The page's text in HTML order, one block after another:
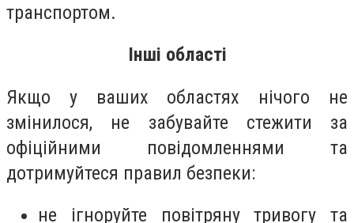
транспортом.
Інші області
Якщо у ваших областях нічого не
змінилося, не забувайте стежити за
офіційними повідомленнями та
дотримуйтеся правил безпеки:
не ігноруйте повітряну тривогу та